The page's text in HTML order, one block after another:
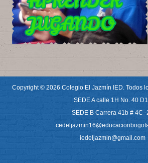
Copyright © 2026 Colegio El Jazmín IED. Todos
SEDE A calle 1H No. 40
SEDE B Carrera 41b # 4C -
iedeljazmin@gmail.com